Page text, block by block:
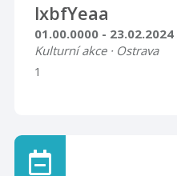
lxbfYeaa
01.00.0000 - 23.02.2024
Kulturní akce · Ostrava
1